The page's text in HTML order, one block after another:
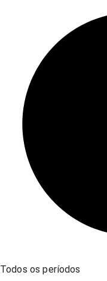
Todos os períodos